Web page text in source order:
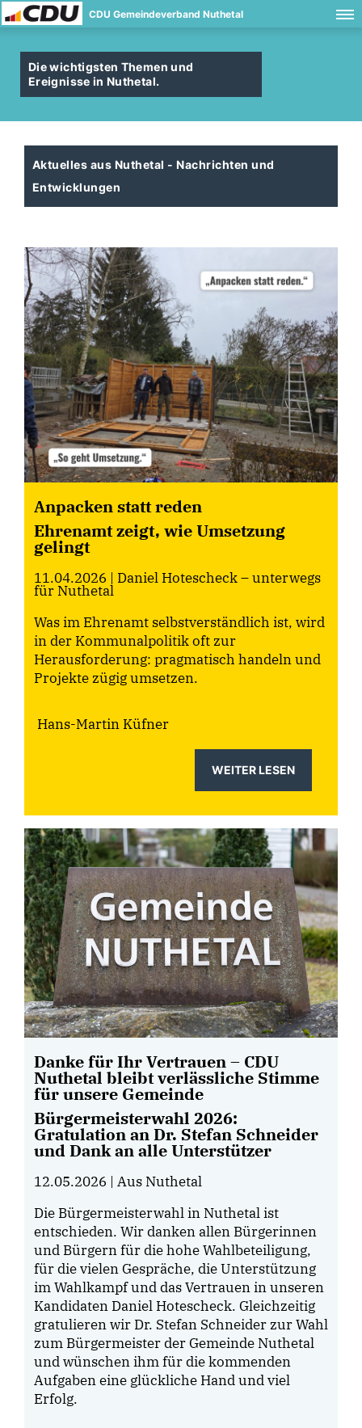
CDU Gemeindeverband Nuthetal
Die wichtigsten Themen und
Ereignisse in Nuthetal.
Aktuelles aus Nuthetal - Nachrichten und
Entwicklungen
Anpacken statt reden
Ehrenamt zeigt, wie Umsetzung
gelingt
11.04.2026 | Daniel Hotescheck – unterwegs
für Nuthetal
Was im Ehrenamt selbstverständlich ist, wird
in der Kommunalpolitik oft zur
Herausforderung: pragmatisch handeln und
Projekte zügig umsetzen.
Hans-Martin Küfner
WEITER LESEN
Danke für Ihr Vertrauen – CDU
Nuthetal bleibt verlässliche Stimme
für unsere Gemeinde
Bürgermeisterwahl 2026:
Gratulation an Dr. Stefan Schneider
und Dank an alle Unterstützer
12.05.2026 | Aus Nuthetal
Die Bürgermeisterwahl in Nuthetal ist
entschieden. Wir danken allen Bürgerinnen
und Bürgern für die hohe Wahlbeteiligung,
für die vielen Gespräche, die Unterstützung
im Wahlkampf und das Vertrauen in unseren
Kandidaten Daniel Hotescheck. Gleichzeitig
gratulieren wir Dr. Stefan Schneider zur Wahl
zum Bürgermeister der Gemeinde Nuthetal
und wünschen ihm für die kommenden
Aufgaben eine glückliche Hand und viel
Erfolg.